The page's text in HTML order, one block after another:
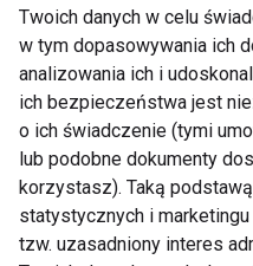
Nie przegap
Twoich danych w celu
w tym dopasowywania ich
analizowania ich i
ich bezpieczeństwa jest
o ich świadczenie (tymi
lub podobne dokumenty
korzystasz). Taką
statystycznych i
tzw. uzasadniony interes